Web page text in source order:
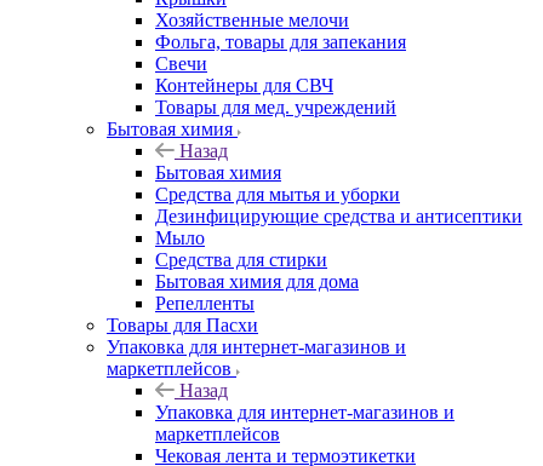
Хозяйственные мелочи
Фольга, товары для запекания
Свечи
Контейнеры для СВЧ
Товары для мед. учреждений
Бытовая химия
Назад
Бытовая химия
Средства для мытья и уборки
Дезинфицирующие средства и антисептики
Мыло
Средства для стирки
Бытовая химия для дома
Репелленты
Товары для Пасхи
Упаковка для интернет-магазинов и
маркетплейсов
Назад
Упаковка для интернет-магазинов и
маркетплейсов
Чековая лента и термоэтикетки